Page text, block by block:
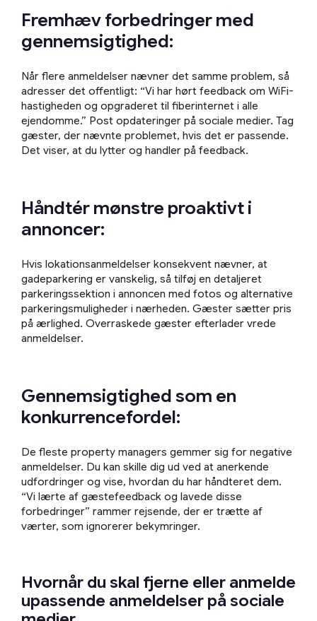
Fremhæv forbedringer med
gennemsigtighed:
Når flere anmeldelser nævner det samme problem, så
adresser det offentligt: “Vi har hørt feedback om WiFi-
hastigheden og opgraderet til fiberinternet i alle
ejendomme.” Post opdateringer på sociale medier. Tag
gæster, der nævnte problemet, hvis det er passende.
Det viser, at du lytter og handler på feedback.
Håndtér mønstre proaktivt i
annoncer:
Hvis lokationsanmeldelser konsekvent nævner, at
gadeparkering er vanskelig, så tilføj en detaljeret
parkeringssektion i annoncen med fotos og alternative
parkeringsmuligheder i nærheden. Gæster sætter pris
på ærlighed. Overraskede gæster efterlader vrede
anmeldelser.
Gennemsigtighed som en
konkurrencefordel:
De fleste property managers gemmer sig for negative
anmeldelser. Du kan skille dig ud ved at anerkende
udfordringer og vise, hvordan du har håndteret dem.
“Vi lærte af gæstefeedback og lavede disse
forbedringer” rammer rejsende, der er trætte af
værter, som ignorerer bekymringer.
Hvornår du skal fjerne eller anmelde
upassende anmeldelser på sociale